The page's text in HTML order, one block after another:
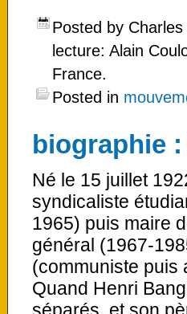
Posted by Charles
lecture: Alain
France.
Posted in
biographie
Né le 15 juillet
syndicaliste
1965) puis maire
général (1967-
(communiste puis
Quand Henri